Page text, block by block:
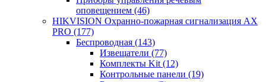
оповещением (46)
HIKVISION Охранно-пожарная сигнализация AX
PRO (177)
Беспроводная (143)
Извещатели (77)
Комплекты Kit (12)
Контрольные панели (19)